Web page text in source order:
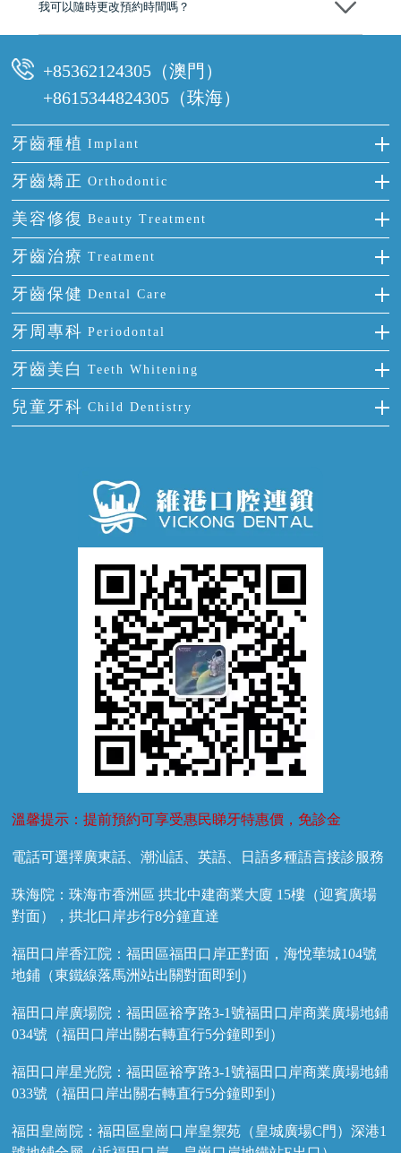
我可以隨時更改預約時間嗎？
+85362124305（澳門）
+8615344824305（珠海）
牙齒種植 Implant
種牙
單顆牙缺失
門牙缺失
多顆牙缺失
半口缺失
全口缺失
牙齒矯正 Orthodontic
隱形箍牙
前牙反頜
牙齒擁擠
牙齒前突
牙齒稀疏
美容修復 Beauty Treatment
全瓷牙
烤瓷牙
氟斑牙
四環素牙
活動假牙
牙貼面
牙齒治療 Treatment
補牙
智齒
根管治療
拔牙
牙痛
牙齒保健 Dental Care
正確刷牙
全國愛牙日
預防牙病
牙科通識
牙周專科 Periodontal
牙周炎
牙齦出血
牙齦炎
牙齦萎縮
牙齒美白 Teeth Whitening
冷光美白
兒童牙科 Child Dentistry
溫馨提示：提前預約可享受惠民睇牙特惠價，免診金
電話可選擇廣東話、潮汕話、英語、日語多種語言接診服務
珠海院：珠海市香洲區 拱北中建商業大廈 15樓（迎賓廣場
對面），拱北口岸步行8分鐘直達
福田口岸香江院：福田區福田口岸正對面，海悅華城104號
地鋪（東鐵線落馬洲站出關對面即到）
福田口岸廣場院：福田區裕亨路3-1號福田口岸商業廣場地鋪
034號（福田口岸出關右轉直行5分鐘即到）
福田口岸星光院：福田區裕亨路3-1號福田口岸商業廣場地鋪
033號（福田口岸出關右轉直行5分鐘即到）
福田皇崗院：福田區皇崗口岸皇禦苑（皇城廣場C門）深港1